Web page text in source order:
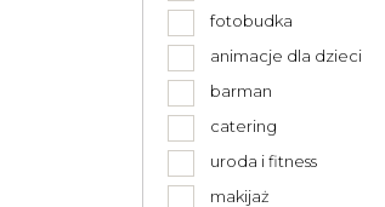
fotobudka
animacje dla dzieci
barman
catering
uroda i fitness
makijaż